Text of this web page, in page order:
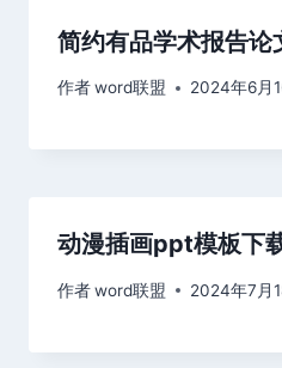
简约有品学术报告论
作者word联盟 2024年6月
动漫插画ppt模板下
作者word联盟 2024年7月